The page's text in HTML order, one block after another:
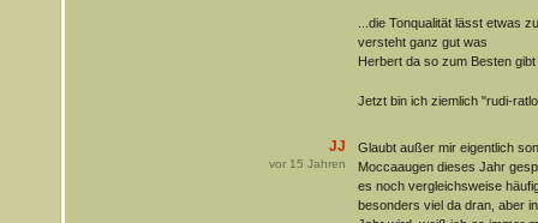
...die Tonqualität lässt etwas
versteht ganz gut was
Herbert da so zum Besten gibt
Jetzt bin ich ziemlich "rudi-
JJ
vor 15 Jahren
Glaubt außer mir eigentlich
Moccaaugen dieses Jahr
es noch vergleichsweise
besonders viel da dran, aber